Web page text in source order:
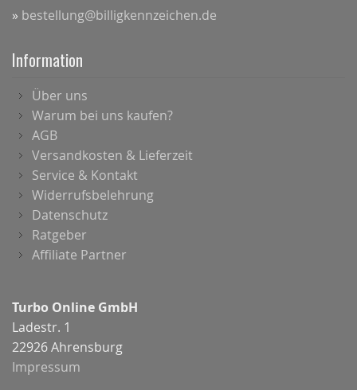
» bestellung@billigkennzeichen.de
Information
Über uns
Warum bei uns kaufen?
AGB
Versandkosten & Lieferzeit
Service & Kontakt
Widerrufsbelehrung
Datenschutz
Ratgeber
Affiliate Partner
Turbo Online GmbH
Ladestr. 1
22926 Ahrensburg
Impressum